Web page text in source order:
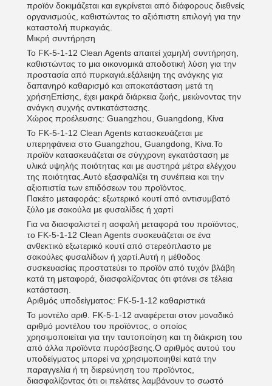
προϊόν δοκιμάζεται και εγκρίνεται από διάφορους διεθνείς
οργανισμούς, καθιστώντας το αξιόπιστη επιλογή για την
καταστολή πυρκαγιάς.
Μικρή συντήρηση
Το FK-5-1-12 Clean Agents απαιτεί χαμηλή συντήρηση,
καθιστώντας το μια οικονομικά αποδοτική λύση για την
προστασία από πυρκαγιά.εξάλειψη της ανάγκης για
δαπανηρό καθαρισμό και αποκατάσταση μετά τη
χρήσηΕπίσης, έχει μακρά διάρκεια ζωής, μειώνοντας την
ανάγκη συχνής αντικατάστασης.
Χώρος προέλευσης: Guangzhou, Guangdong, Κίνα
Το FK-5-1-12 Clean Agents κατασκευάζεται με
υπερηφάνεια στο Guangzhou, Guangdong, Κίνα.Το
προϊόν κατασκευάζεται σε σύγχρονη εγκατάσταση με
υλικά υψηλής ποιότητας και με αυστηρά μέτρα ελέγχου
της ποιότητας.Αυτό εξασφαλίζει τη συνέπεια και την
αξιοπιστία των επιδόσεων του προϊόντος.
Πακέτο μεταφοράς: εξωτερικό κουτί από αντισυμβατό
ξύλο με σακούλα με φυσαλίδες ή χαρτί
Για να διασφαλιστεί η ασφαλή μεταφορά του προϊόντος,
το FK-5-1-12 Clean Agents συσκευάζεται σε ένα
ανθεκτικό εξωτερικό κουτί από στερεόπλαστο με
σακούλες φυσαλίδων ή χαρτί.Αυτή η μέθοδος
συσκευασίας προστατεύει το προϊόν από τυχόν βλάβη
κατά τη μεταφορά, διασφαλίζοντας ότι φτάνει σε τέλεια
κατάσταση.
Αριθμός υποδείγματος: FK-5-1-12 καθαριστικά
Το μοντέλο αριθ. FK-5-1-12 αναφέρεται στον μοναδικό
αριθμό μοντέλου του προϊόντος, ο οποίος
χρησιμοποιείται για την ταυτοποίηση και τη διάκριση του
από άλλα προϊόντα πυρόσβεσης.Ο αριθμός αυτού του
υποδείγματος μπορεί να χρησιμοποιηθεί κατά την
παραγγελία ή τη διερεύνηση του προϊόντος,
διασφαλίζοντας ότι οι πελάτες λαμβάνουν το σωστό